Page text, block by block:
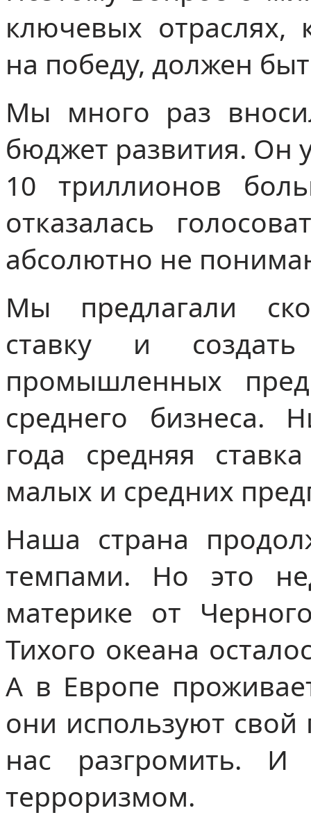
ключевых отраслях,
на победу, должен
Мы много раз
бюджет развития. Он
10 триллионов
отказалась
абсолютно не
Мы предлагали
ставку и
промышленных
среднего бизнеса.
года средняя
малых и средних
Наша страна
темпами. Но это
материке от
Тихого океана
А в Европе
они используют свой
нас разгромить. И
терроризмом.